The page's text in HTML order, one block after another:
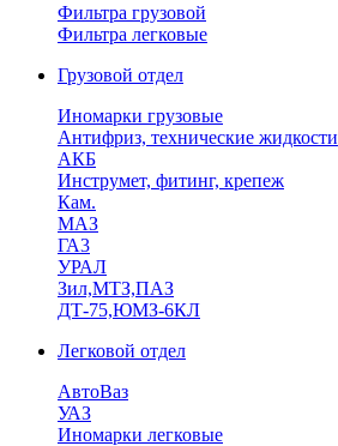
Фильтра грузовой
Фильтра легковые
Грузовой отдел
Иномарки грузовые
Антифриз, технические жидкости
АКБ
Инструмет, фитинг, крепеж
Кам.
МАЗ
ГА3
УРАЛ
Зил,МТЗ,ПАЗ
ДТ-75,ЮМЗ-6КЛ
Легковой отдел
АвтоВаз
УАЗ
Иномарки легковые